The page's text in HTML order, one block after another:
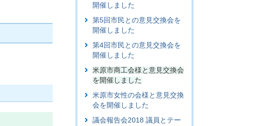
開催しました
第5回市民との意見交換会を
開催しました
第4回市民との意見交換会を
開催しました
米原市商工会様と意見交換会
を開催しました
米原市女性の会様と意見交換
会を開催しました
議会報告会2018 議員とテー